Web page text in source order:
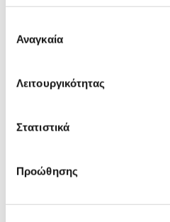
συγκατάθεσης
Αναγκαία
Λειτουργικότητας
Στατιστικά
Προώθησης